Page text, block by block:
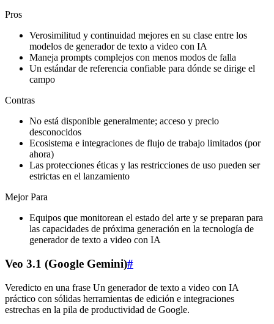
Pros
Verosimilitud y continuidad mejores en su clase entre los
modelos de generador de texto a video con IA
Maneja prompts complejos con menos modos de falla
Un estándar de referencia confiable para dónde se dirige el
campo
Contras
No está disponible generalmente; acceso y precio
desconocidos
Ecosistema e integraciones de flujo de trabajo limitados (por
ahora)
Las protecciones éticas y las restricciones de uso pueden ser
estrictas en el lanzamiento
Mejor Para
Equipos que monitorean el estado del arte y se preparan para
las capacidades de próxima generación en la tecnología de
generador de texto a video con IA
Veo 3.1 (Google Gemini)#
Veredicto en una frase Un generador de texto a video con IA
práctico con sólidas herramientas de edición e integraciones
estrechas en la pila de productividad de Google.